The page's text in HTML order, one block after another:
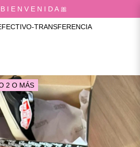
I E N V E N I D A 🎀
TRANSFERENCIA
2 O MÁS